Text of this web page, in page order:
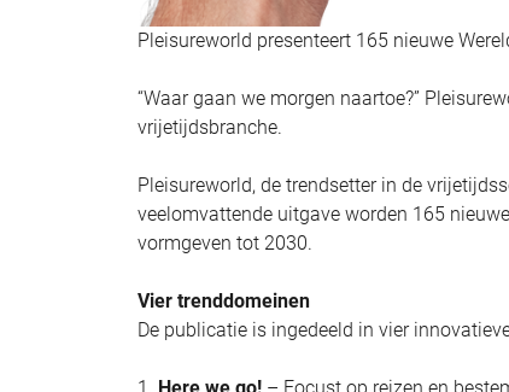
Pleisureworld presenteert 165 nieuwe
“Waar gaan we morgen naartoe?”
vrijetijdsbranche.
Pleisureworld, de trendsetter in de
veelomvattende uitgave worden 165
vormgeven tot 2030.
Vier trenddomeinen
De publicatie is ingedeeld in vier